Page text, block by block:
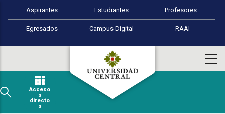
Pasar al contenido principal
Perfiles de usuario
Aspirantes Estudiantes Profesores
Egresados Campus Digital RAAI
Acceso
s
directo
s